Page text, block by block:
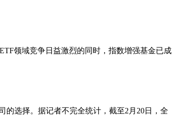
领域竞争日益激烈的同时，指数增强基金已成
的选择。据记者不完全统计，截至2月20日，全